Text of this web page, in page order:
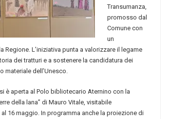
Transumanza,
promosso dal
Comune con
un
Regione. L’iniziativa punta a valorizzare il legame
dei tratturi e a sostenere la candidatura dei
materiale dell’Unesco.
è aperta al Polo bibliotecario Aternino con la
della lana” di Mauro Vitale, visitabile
16 maggio. In programma anche la proiezione di